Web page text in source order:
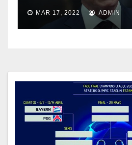
MAR 17, 2022 ADMIN